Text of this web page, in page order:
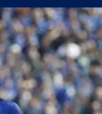
е да съм треньор на
да вземе точка от